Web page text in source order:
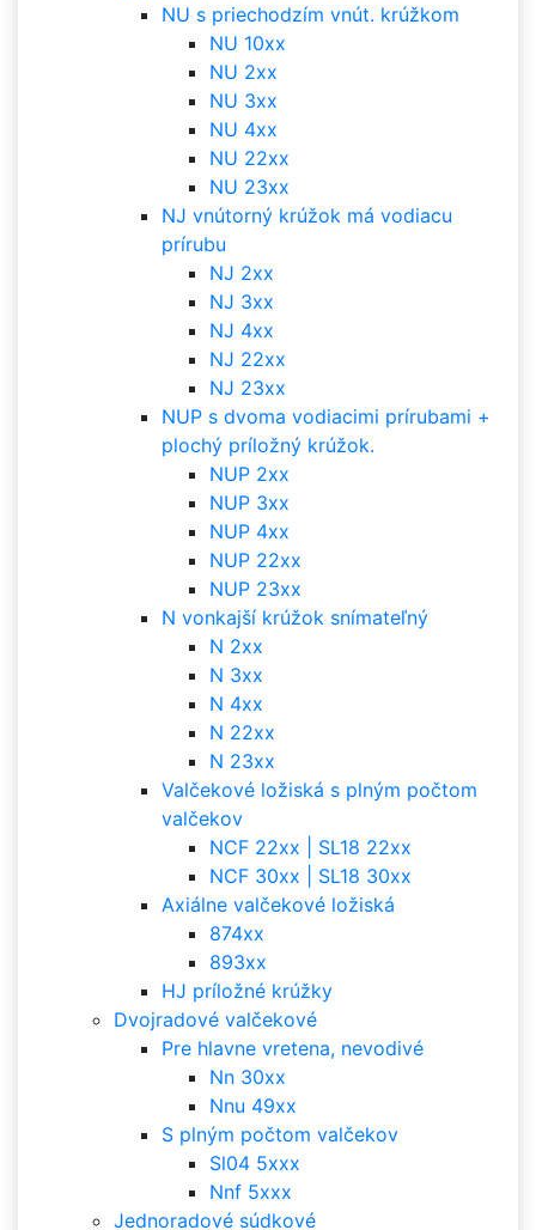
NU s priechodzím vnút. krúžkom
NU 10xx
NU 2xx
NU 3xx
NU 4xx
NU 22xx
NU 23xx
NJ vnútorný krúžok má vodiacu
prírubu
NJ 2xx
NJ 3xx
NJ 4xx
NJ 22xx
NJ 23xx
NUP s dvoma vodiacimi prírubami +
plochý príložný krúžok.
NUP 2xx
NUP 3xx
NUP 4xx
NUP 22xx
NUP 23xx
N vonkajší krúžok snímateľný
N 2xx
N 3xx
N 4xx
N 22xx
N 23xx
Valčekové ložiská s plným počtom
valčekov
NCF 22xx | SL18 22xx
NCF 30xx | SL18 30xx
Axiálne valčekové ložiská
874xx
893xx
HJ príložné krúžky
Dvojradové valčekové
Pre hlavne vretena, nevodivé
Nn 30xx
Nnu 49xx
S plným počtom valčekov
Sl04 5xxx
Nnf 5xxx
Jednoradové súdkové